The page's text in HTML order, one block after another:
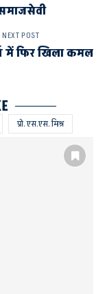
प्रो. एस.एस. मिश्र
NEXT POST
में फिर खिला कमल